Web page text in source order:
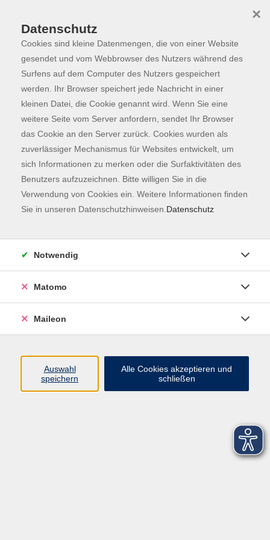
Skip to main content
Programm
Der Kurs konnte nicht gefunden werden.
Kontaktformular
Impressum
AGB
Datenschutzerklärung
Datenschutz
Cookies sind kleine Datenmengen, die von einer Website
gesendet und vom Webbrowser des Nutzers während des
Surfens auf dem Computer des Nutzers gespeichert
werden. Ihr Browser speichert jede Nachricht in einer
kleinen Datei, die Cookie genannt wird. Wenn Sie eine
weitere Seite vom Server anfordern, sendet Ihr Browser
das Cookie an den Server zurück. Cookies wurden als
zuverlässiger Mechanismus für Websites entwickelt, um
sich Informationen zu merken oder die Surfaktivitäten des
Benutzers aufzuzeichnen. Bitte willigen Sie in die
Verwendung von Cookies ein. Weitere Informationen finden
Sie in unseren Datenschutzhinweisen. Datenschutz
×
Notwendig
Matomo
Maileon
Auswahl
speichern
Alle Cookies akzeptieren und
schließen